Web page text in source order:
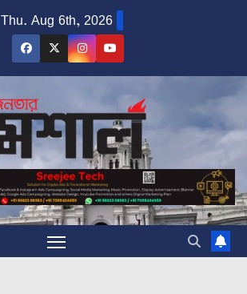
Thu. Aug 6th, 2026